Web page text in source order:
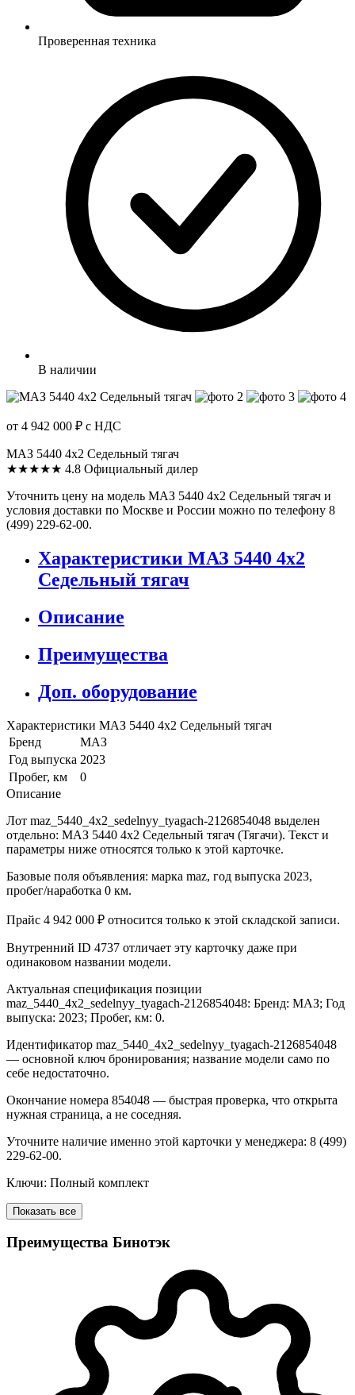
Проверенная техника
В наличии
от 4 942 000 ₽ с НДС
МАЗ 5440 4x2 Седельный тягач
★★★★★ 4.8 Официальный дилер
Уточнить цену на модель МАЗ 5440 4x2 Седельный тягач и
условия доставки по Москве и России можно по телефону 8
(499) 229-62-00.
Характеристики МАЗ 5440 4x2
Седельный тягач
Описание
Преимущества
Доп. оборудование
Характеристики МАЗ 5440 4x2 Седельный тягач
Бренд
МАЗ
Год выпуска 2023
Пробег, км
0
Описание
Лот maz_5440_4x2_sedelnyy_tyagach-2126854048 выделен
отдельно: МАЗ 5440 4x2 Седельный тягач (Тягачи). Текст и
параметры ниже относятся только к этой карточке.
Базовые поля объявления: марка maz, год выпуска 2023,
пробег/наработка 0 км.
Прайс 4 942 000 ₽ относится только к этой складской записи.
Внутренний ID 4737 отличает эту карточку даже при
одинаковом названии модели.
Актуальная спецификация позиции
maz_5440_4x2_sedelnyy_tyagach-2126854048: Бренд: МАЗ; Год
выпуска: 2023; Пробег, км: 0.
Идентификатор maz_5440_4x2_sedelnyy_tyagach-2126854048
— основной ключ бронирования; название модели само по
себе недостаточно.
Окончание номера 854048 — быстрая проверка, что открыта
нужная страница, а не соседняя.
Уточните наличие именно этой карточки у менеджера: 8 (499)
229-62-00.
Ключи: Полный комплект
Показать все
Преимущества Бинотэк